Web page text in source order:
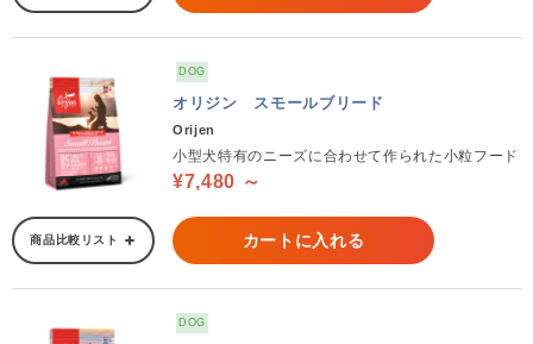
DOG
オリジン スモールブリード
Orijen
小型犬特有のニーズに合わせて作られた小粒フード
¥7,480 ～
商品比較リスト カートに入れる
DOG